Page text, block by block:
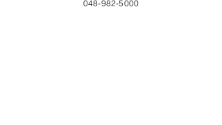
048-982-5000